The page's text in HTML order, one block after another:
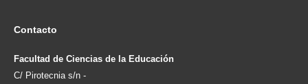
Contacto
Facultad de Ciencias de la Educación
C/ Pirotecnia s/n -